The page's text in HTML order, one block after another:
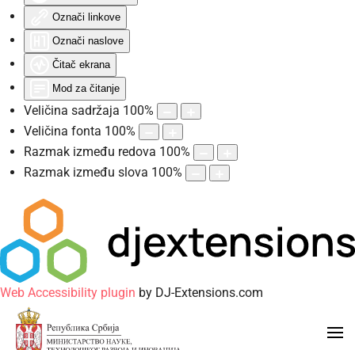
Označi linkove
Označi naslove
Čitač ekrana
Mod za čitanje
Veličina sadržaja 100%
Veličina fonta 100%
Razmak između redova 100%
Razmak između slova 100%
Web Accessibility plugin by DJ-Extensions.com